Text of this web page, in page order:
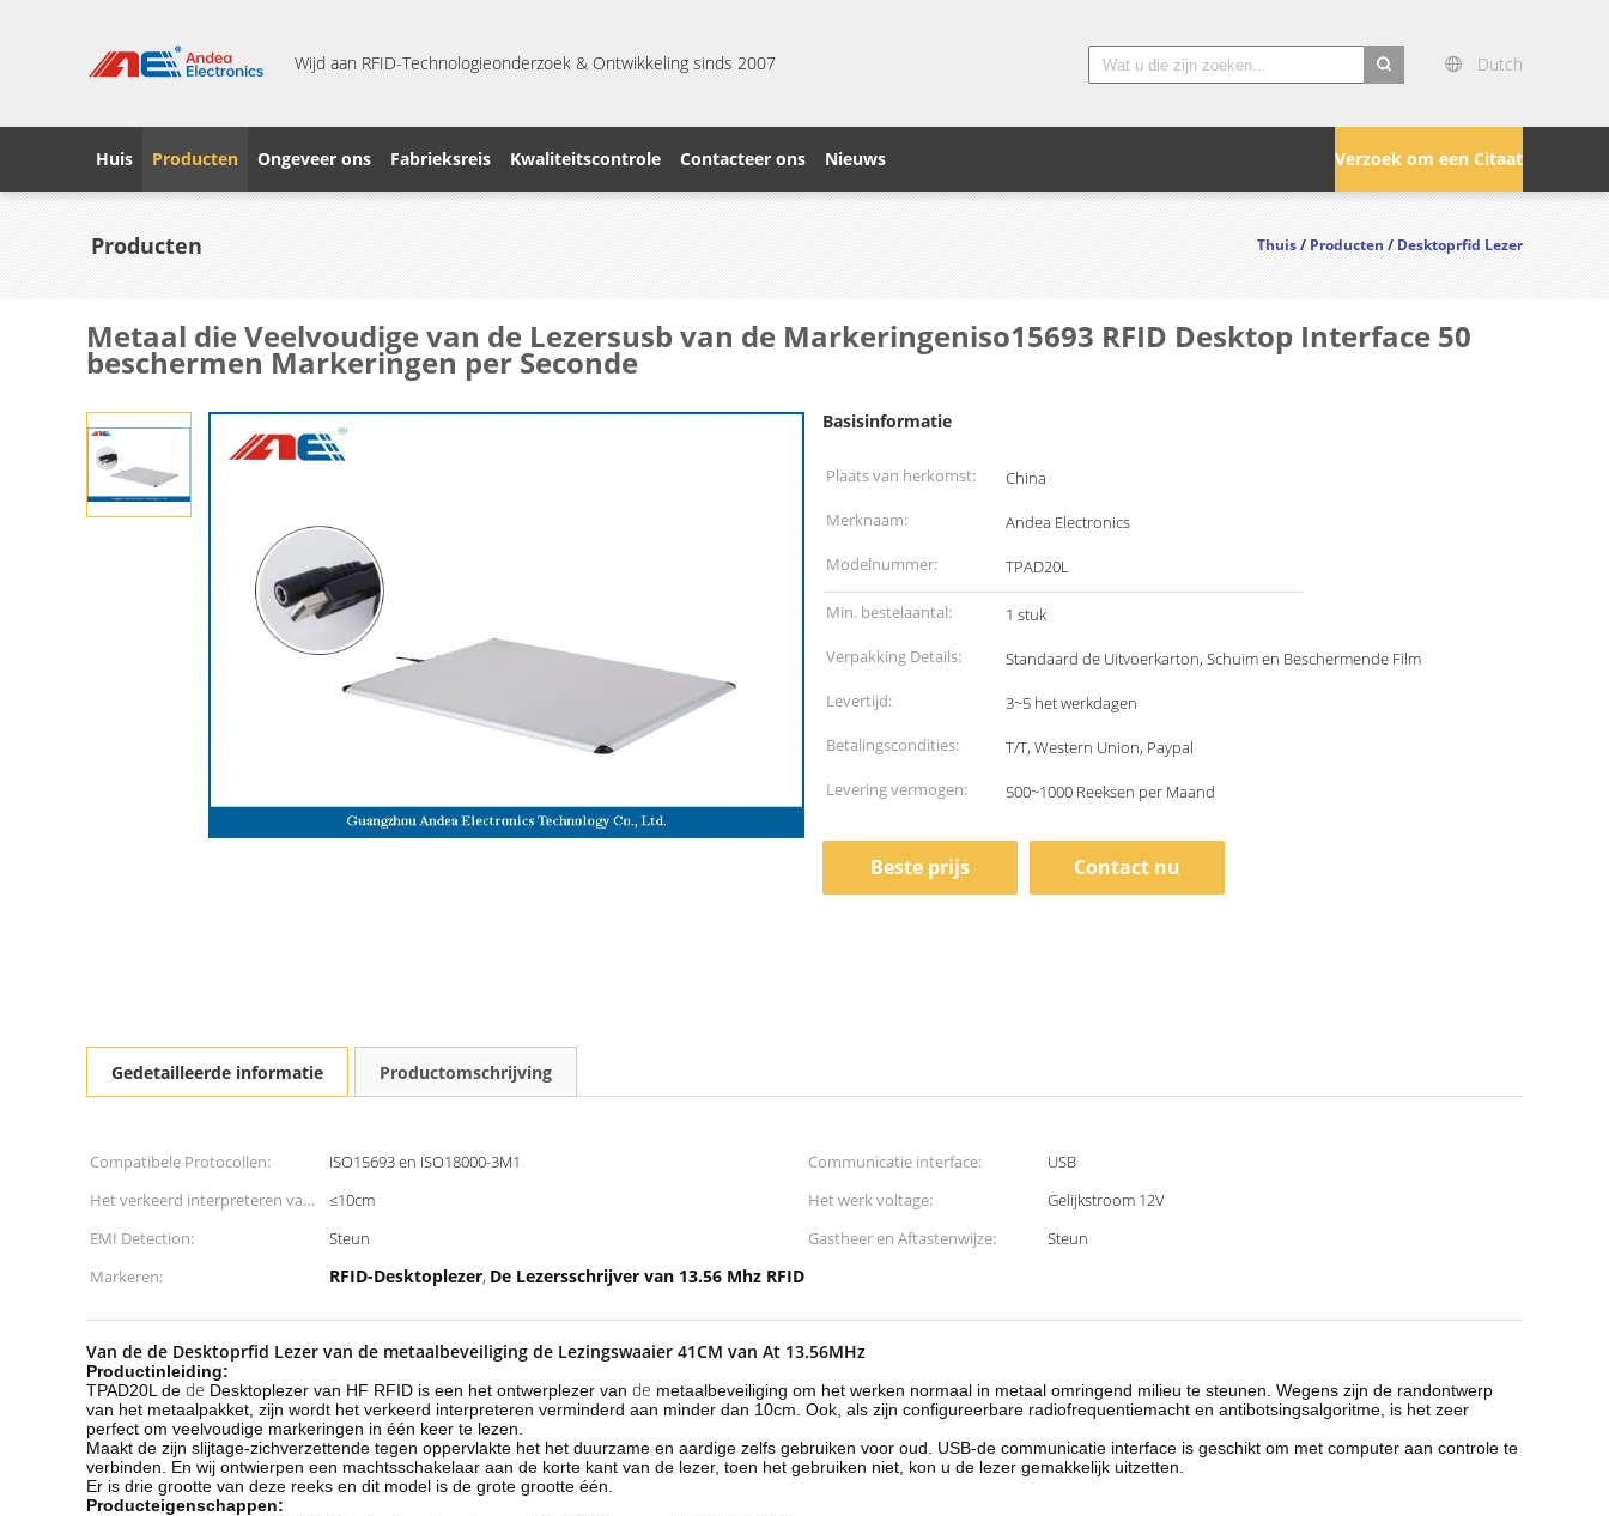
Wijd aan RFID-Technologieonderzoek & Ontwikkeling sinds 2007
Dutch
Verzoek om een Citaat
Huis Producten Ongeveer ons Fabrieksreis Kwaliteitscontrole Contacteer ons Nieuws
Producten Thuis/Producten/Desktoprfid Lezer
Metaal die Veelvoudige van de Lezersusb van de Markeringeniso15693 RFID Desktop Interface 50
beschermen Markeringen per Seconde
Basisinformatie
Plaats van herkomst:
China
Merknaam:
Andea Electronics
Modelnummer:
TPAD20L
Min. bestelaantal:
1 stuk
Verpakking Details:
Standaard de Uitvoerkarton, Schuim en Beschermende Film
Levertijd:
3~5 het werkdagen
Betalingscondities:
T/T, Western Union, Paypal
Levering vermogen:
500~1000 Reeksen per Maand
Beste prijs Contact nu
Gedetailleerde informatie Productomschrijving
Compatibele Protocollen: ISO15693 en ISO18000-3M1 Communicatie interface:
USB
Het verkeerd interpreteren van
Waaier:
≤10cm Het werk voltage:
Gelijkstroom 12V
EMI Detection:
Steun Gastheer en Aftastenwijze:
Steun
Markeren:
RFID-Desktoplezer, De Lezersschrijver van 13.56 Mhz RFID
Van de de Desktoprfid Lezer van de metaalbeveiliging de Lezingswaaier 41CM van At 13.56MHz
Productinleiding:
TPAD20L de de Desktoplezer van HF RFID is een het ontwerplezer van de metaalbeveiliging om het werken normaal in metaal omringend milieu te steunen. Wegens zijn de randontwerp
van het metaalpakket, zijn wordt het verkeerd interpreteren verminderd aan minder dan 10cm. Ook, als zijn configureerbare radiofrequentiemacht en antibotsingsalgoritme, is het zeer
perfect om veelvoudige markeringen in één keer te lezen.
Maakt de zijn slijtage-zichverzettende tegen oppervlakte het het duurzame en aardige zelfs gebruiken voor oud. USB-de communicatie interface is geschikt om met computer aan controle te
verbinden. En wij ontwierpen een machtsschakelaar aan de korte kant van de lezer, toen het gebruiken niet, kon u de lezer gemakkelijk uitzetten.
Er is drie grootte van deze reeks en dit model is de grote grootte één.
Producteigenschappen: